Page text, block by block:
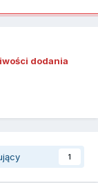
dodania
1